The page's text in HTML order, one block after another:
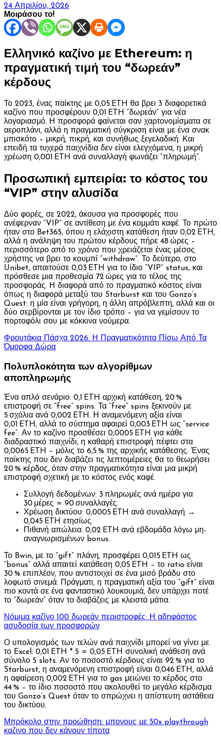
24 Απριλίου, 2026
Μοιράσου το!
Ελληνικό καζίνο με Ethereum: η
πραγματική τιμή του “δωρεάν”
κέρδους
Το 2023, ένας παίκτης με 0,05 ETH θα βρει 3 διαφορετικά
καζίνο που προσφέρουν 0,01 ETH “δωρεάν” για νέα
λογαριασμό. Η προσφορά φαίνεται σαν χαρτονομίσματα σε
αεροπλάνι, αλλά η πραγματική σύγκριση είναι με ένα σνακ
μπισκότο – μικρή, πικρή, και συνήθως ξεγελαδική. Και
επειδή τα τυχερά παιχνίδια δεν είναι ελεγχόμενα, η μικρή
χρέωση 0,001 ETH ανά συναλλαγή φωνάζει “πληρωμή”.
Προσωπική εμπειρία: το κόστος του
“VIP” στην αλυσίδα
Δύο φορές, σε 2022, άκουσα για προσφορές που
ανέφερναν “VIP” σε αντίθεση με ένα κομμάτι καφέ. Το πρώτο
ήταν στο Bet365, όπου η ελάχιστη κατάθεση ήταν 0,02 ETH,
αλλά η ανάληψη του πρώτου κέρδους πήρε 48 ώρες –
περισσότερο από το χρόνο που χρειάζεται ένας μέσος
χρήστης να βρει το κουμπί “withdraw”. Το δεύτερο, στο
Unibet, απαιτούσε 0,03 ETH για το ίδιο “VIP” status, και
πρόσθεσε μια προθεσμία 72 ώρες για το τέλος της
προσφοράς. Η διαφορά από το πραγματικό κόστος είναι
όπως η διαφορά μεταξύ του Starburst και του Gonzo’s
Quest: η μία είναι γρήγορη, η άλλη απρόβλεπτη, αλλά και οι
δύο σερβίρονται με τον ίδιο τρόπο – για να γεμίσουν το
πορτοφόλι σου με κόκκινα νούμερα.
Φρουτάκια Πάσχα 2026: Η Πραγματικότητα Πίσω Από Τα
Όμορφα Δώρα
Πολυπλοκότητα των αλγορίθμων
αποπληρωμής
Ένα απλό σενάριο: 0,1 ETH αρχική κατάθεση, 20 %
επιστροφή σε “free” spins. Τα “free” spins ξεκινούν με
5 σχόλια ανά 0,002 ETH. Η αναμενόμενη αξία είναι
0,01 ETH, αλλά το σύστημα αφαιρεί 0,003 ETH ως “service
fee”. Αν το καζίνο προσθέσει 0,0005 ETH για κάθε
διαδραστικό παιχνίδι, η καθαρή επιστροφή πέφτει στα
0,0065 ETH – μόλις το 6,5 % της αρχικής κατάθεσης. Ένας
παίκτης που δεν διαβάζει τις λεπτομέρειες θα το θεωρήσει
20 % κέρδος, όταν στην πραγματικότητα είναι μια μικρή
επιστροφή σχετική με το κόστος ενός καφέ.
Συλλογή δεδομένων: 3 πληρωμές ανά ημέρα για
30 μέρες = 90 συναλλαγές.
Χρέωση δικτύου: 0,0005 ETH ανά συναλλαγή →
0,045 ETH ετησίως.
Πιθανή απώλεια: 0,02 ETH ανά εβδομάδα λόγω μη-
αναγνωρισμένων bonus.
Το Bwin, με το “gift” πλάνη, προσφέρει 0,015 ETH ως
“bonus” αλλά απαιτεί κατάθεση 0,05 ETH – το ratio είναι
30 % επιπλέον, που αντιστοιχεί σε ένα μισό βράδυ στο
λοφωτό σινεμά. Πράγματι, η πραγματική αξία του “gift” είναι
πιο κοντά σε ένα φανταστικό λουκουμιά, δεν υπάρχει ποτέ
το “δωρεάν” όταν το διαβάζεις με κλειστά μάτια.
Νόμιμα καζίνο 100 δωρεάν περιστροφές: Η αδηφάστος
ασυδοσία των προσφορών
Ο υπολογισμός των τελών ανά παιχνίδι μπορεί να γίνει με
το Excel: 0,01 ETH * 5 = 0,05 ETH συνολική ανάθεση ανά
σύνολο 5 slots. Αν το ποσοστό κέρδους είναι 92 % για το
Starburst, η αναμενόμενη επιστροφή είναι 0,046 ETH, αλλά
η αφαίρεση 0,002 ETH για το gas μειώνει το κέρδος στο
44 % – το ίδιο ποσοστό που ακολουθεί το μεγάλο κέρδισμα
του Gonzo’s Quest όταν το σπρώχνει η απίστευτη αστάθεια
του δικτύου.
Μπρόκολο στην προώθηση: μπονους με 50x playthrough
καζινο που δεν κάνουν τίποτα